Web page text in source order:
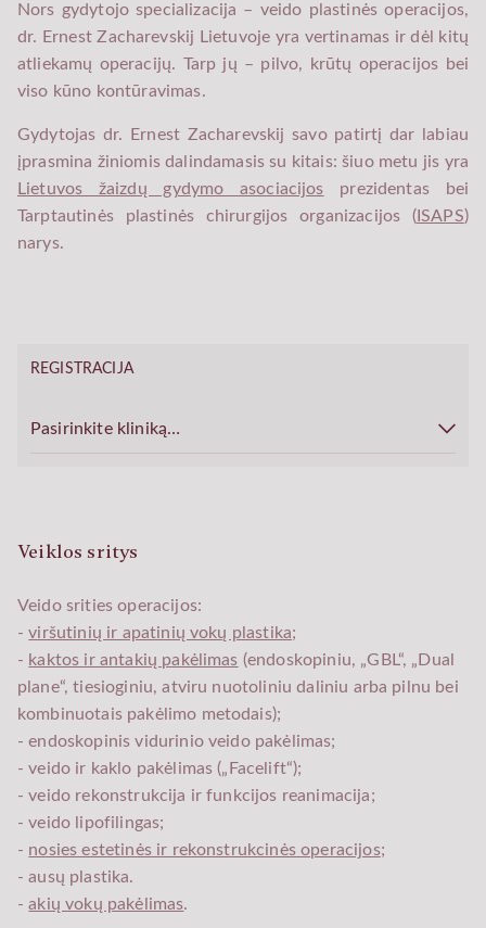
Nors gydytojo specializacija – veido plastinės operacijos,
dr. Ernest Zacharevskij Lietuvoje yra vertinamas ir dėl kitų
atliekamų operacijų. Tarp jų – pilvo, krūtų operacijos bei
viso kūno kontūravimas.
Gydytojas dr. Ernest Zacharevskij savo patirtį dar labiau
įprasmina žiniomis dalindamasis su kitais: šiuo metu jis yra
Lietuvos žaizdų gydymo asociacijos prezidentas bei
Tarptautinės plastinės chirurgijos organizacijos ( ISAPS)
narys.
REGISTRACIJA
Pasirinkite kliniką…
Veiklos sritys
Veido srities operacijos:
-viršutinių ir apatinių vokų plastika;
- kaktos ir antakių pakėlimas (endoskopiniu, „GBL“, „Dual
plane“, tiesioginiu, atviru nuotoliniu daliniu arba pilnu bei
kombinuotais pakėlimo metodais);
- endoskopinis vidurinio veido pakėlimas;
- veido ir kaklo pakėlimas („Facelift“);
- veido rekonstrukcija ir funkcijos reanimacija;
- veido lipofilingas;
- nosies estetinės ir rekonstrukcinės operacijos;
- ausų plastika.
-akių vokų pakėlimas.